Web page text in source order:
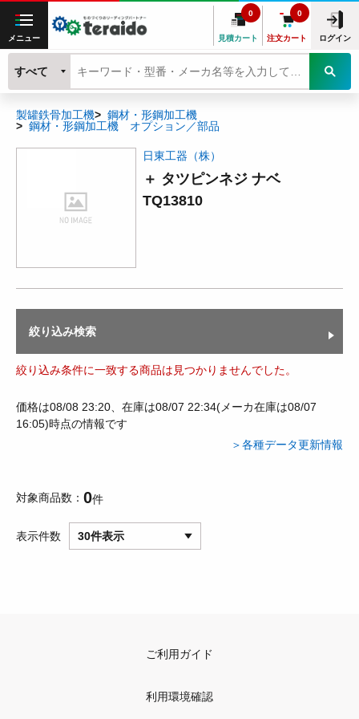
メニュー 見積カート
0
注文カート
0
ログイン
すべて
製罐鉄骨加工機
鋼材・形鋼加工機
鋼材・形鋼加工機 オプション／部品
日東工器（株）
＋ タツピンネジ ナベ
TQ13810
絞り込み検索
絞り込み条件に一致する商品は見つかりませんでした。
価格は08/08 23:20、在庫は08/07 22:34(メーカ在庫は08/07
16:05)時点の情報です
＞各種データ更新情報
対象商品数 0件
表示件数 30件表示
ご利用ガイド
利用環境確認